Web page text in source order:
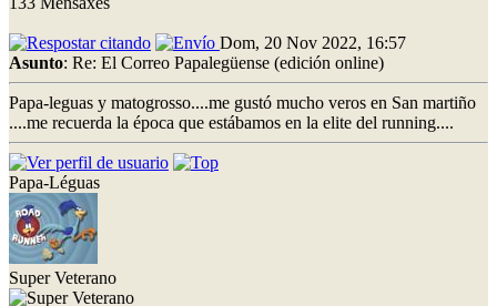
Dom, 20 Nov 2022, 16:57
Asunto: Re: El Correo Papalegüense (edición online)
Papa-leguas y matogrosso....me gustó mucho veros en San martiño
....me recuerda la época que estábamos en la elite del running....
Papa-Léguas
Super Veterano